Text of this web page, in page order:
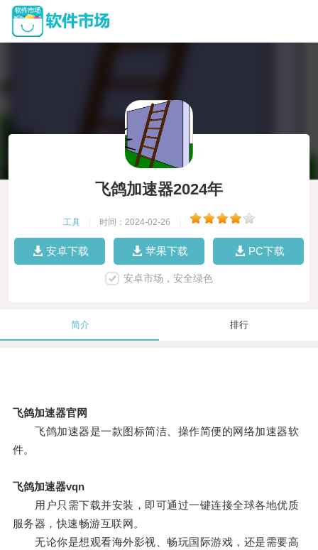
飞鸽加速器2024年
工具 时间：2024-02-26
安卓下载 苹果下载 PC下载
安卓市场，安全绿色
简介 排行
飞鸽加速器官网
飞鸽加速器是一款图标简洁、操作简便的网络加速器软
件。
飞鸽加速器vqn
用户只需下载并安装，即可通过一键连接全球各地优质
服务器，快速畅游互联网。
无论你是想观看海外影视、畅玩国际游戏，还是需要高